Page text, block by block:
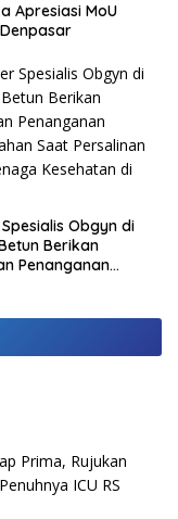
Apresiasi MoU
Obgyn di
Berikan
Penanganan